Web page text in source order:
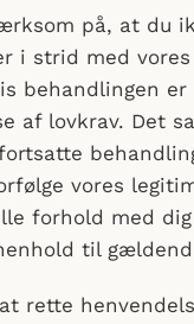
på, at du
i strid med
behandlingen
af lovkrav. Det
vores
forhold med dig
til
rette